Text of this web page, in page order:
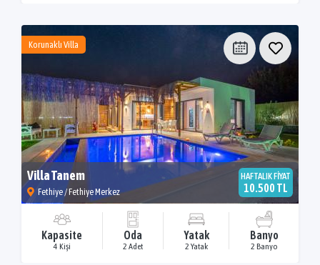
Korunaklı Villa
Villa Tanem
Fethiye / Fethiye Merkez
HAFTALIK FİYAT
10.500 TL
Kapasite
4 Kişi
Oda
2 Adet
Yatak
2 Yatak
Banyo
2 Banyo